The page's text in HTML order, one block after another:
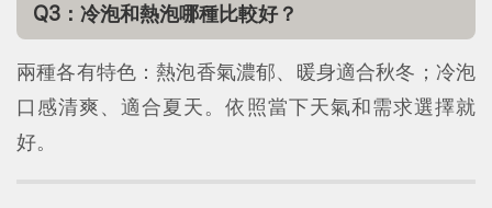
Q3：冷泡和熱泡哪種比較好？
兩種各有特色：熱泡香氣濃郁、暖身適合秋冬；冷泡
口感清爽、適合夏天。依照當下天氣和需求選擇就
好。